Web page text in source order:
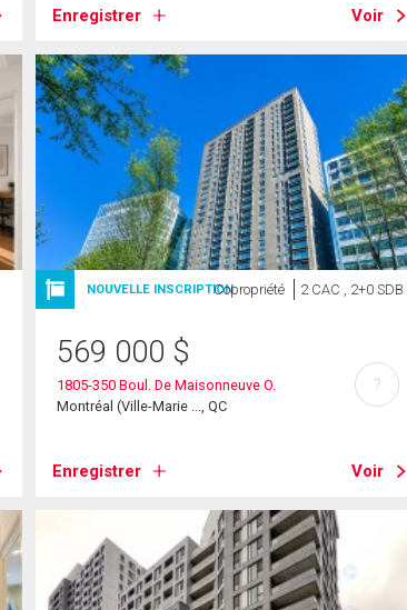
Enregistrer Voir
NOUVELLE INSCRIPTIONCopropriété 2 CAC , 2+0 SDB
569 000 $
1805-350 Boul. De Maisonneuve O.
Montréal (Ville-Marie ..., QC
Enregistrer Voir
?